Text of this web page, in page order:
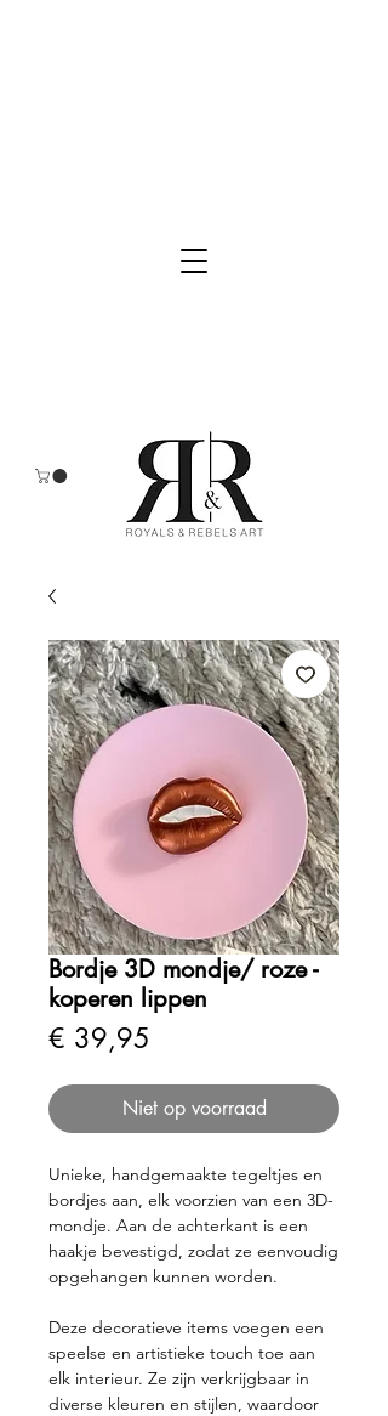
Bordje 3D mondje/ roze -
koperen lippen
€ 39,95
Niet op voorraad
Unieke, handgemaakte tegeltjes en
bordjes aan, elk voorzien van een 3D-
mondje. Aan de achterkant is een
haakje bevestigd, zodat ze eenvoudig
opgehangen kunnen worden.
Deze decoratieve items voegen een
speelse en artistieke touch toe aan
elk interieur. Ze zijn verkrijgbaar in
diverse kleuren en stijlen, waardoor